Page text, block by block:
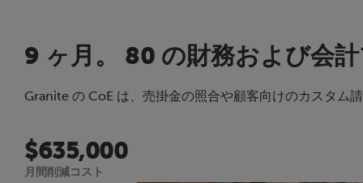
9 ヶ月。 80 の財務および会
Granite の CoE は、売掛金の照合や顧客向けのカスタム
$635,000
月間削減コスト